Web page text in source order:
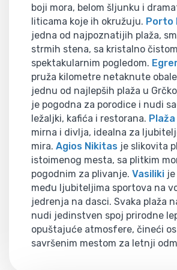
boji mora, belom šljunku i
liticama koje ih okružuju. Porto
jedna od najpoznatijih plaža,
strmih stena, sa kristalno
spektakularnim pogledom.
pruža kilometre netaknute
jednu od najlepših plaža u
je pogodna za porodice i nudi
ležaljki, kafića i restorana. Plaža
mirna i divlja, idealna za
mira. Agios Nikitas je slikovita
istoimenog mesta, sa plitkim
pogodnim za plivanje. Vasiliki
među ljubiteljima sportova na
jedrenja na dasci. Svaka plaža
nudi jedinstven spoj prirodne
opuštajuće atmosfere, čineći
savršenim mestom za letnji